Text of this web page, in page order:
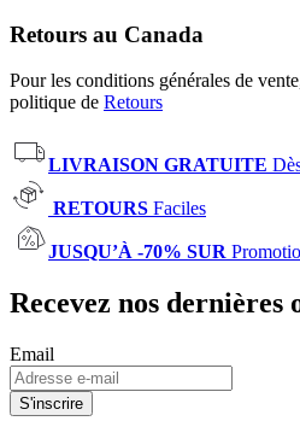
Retours au Canada
Pour les conditions générales de
politique de Retours
LIVRAISON GRATUITE
RETOURS Faciles
JUSQU’À -70% SUR
Recevez nos dernières
Email
S'inscrire